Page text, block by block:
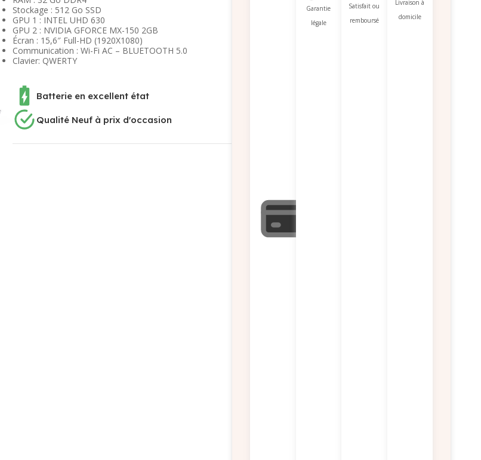
Stockage : 512 Go SSD
GPU 1 : INTEL UHD 630
GPU 2 : NVIDIA GFORCE MX-150 2GB
Écran : 15,6″ Full-HD (1920X1080)
Communication : Wi-Fi AC – BLUETOOTH 5.0
Clavier: QWERTY
Batterie en excellent état
Qualité Neuf à prix d'occasion
Garantie
légale
Satisfait ou
remboursé
Livraison à
domicile